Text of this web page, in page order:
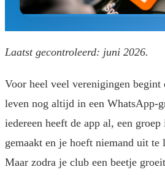
Laatst gecontroleerd: juni 2026.
Voor heel veel verenigingen
leven nog altijd in een WhatsApp-
iedereen heeft de app al, een
gemaakt en je hoeft niemand uit te
Maar zodra je club een beetje